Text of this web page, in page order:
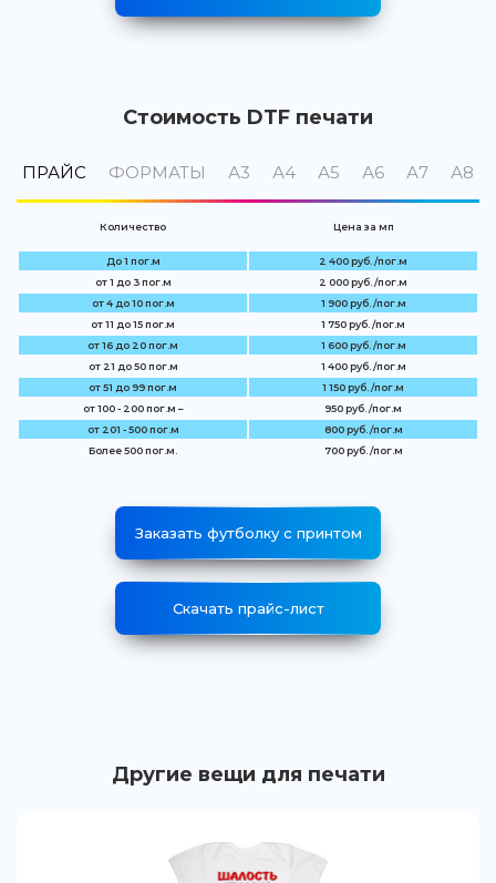
Стоимость DTF печати
ПРАЙС ФОРМАТЫ А3 А4 А5 А6 А7 А8
Количество Цена за мп
До 1 пог.м
2 400 руб. /пог.м
от 1 до 3 пог.м
2 000 руб. /пог.м
от 4 до 10 пог.м
1 900 руб. /пог.м
от 11 до 15 пог.м
1 750 руб. /пог.м
от 16 до 20 пог.м
1 600 руб. /пог.м
от 21 до 50 пог.м
1 400 руб. /пог.м
от 51 до 99 пог.м
1 150 руб. /пог.м
от 100 - 200 пог.м –
950 руб. /пог.м
от 201 - 500 пог.м
800 руб. /пог.м
Более 500 пог.м.
700 руб. /пог.м
Заказать футболку с принтом
Скачать прайс-лист
Другие вещи для печати